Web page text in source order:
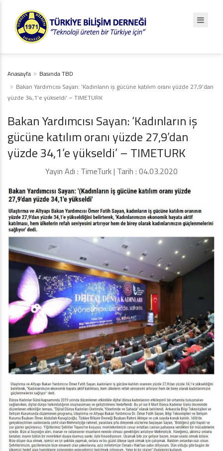
Anasayfa
Basında TBD
Bakan Yardımcısı Sayan: ‘Kadınların iş gücüne katılım oranı yüzde 27,9’dan
yüzde 34,1’e yükseldi’ – TIMETURK
Bakan Yardımcısı Sayan: ‘Kadınların iş
gücüne katılım oranı yüzde 27,9’dan
yüzde 34,1’e yükseldi’ – TIMETURK
Yayın Adı : TimeTurk | Tarih : 04.03.2020